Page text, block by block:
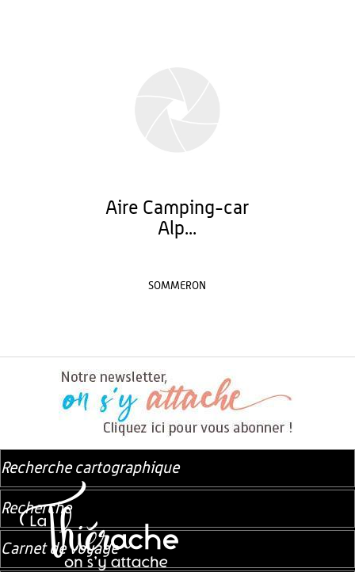
Aire Camping-car
Alp...
SOMMERON
Recherche cartographique
Recherche
Carnet de voyage